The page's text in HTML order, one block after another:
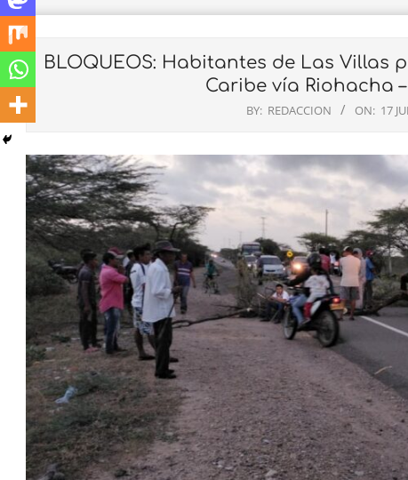
Menu
BLOQUEOS: Habitantes de Las
Caribe vía Riohacha
BY: REDACCION ON: 17